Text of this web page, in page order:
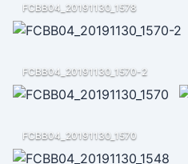
FCBB04_20191130_1578
FCBB04_20191130_1570-2
FCBB04_20191130_1570